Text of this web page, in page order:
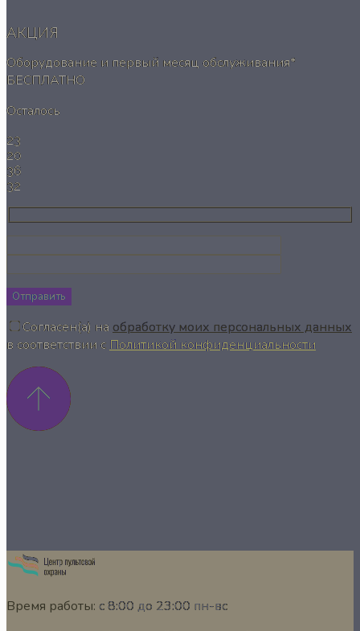
АКЦИЯ
Оборудование и первый месяц обслуживания*
БЕСПЛАТНО
Осталось
23
20
36
32
Отправить
Согласен(а) на обработку моих персональных данных
в соответствии с Политикой конфиденциальности
Время работы: с 8:00 до 23:00 пн-вс